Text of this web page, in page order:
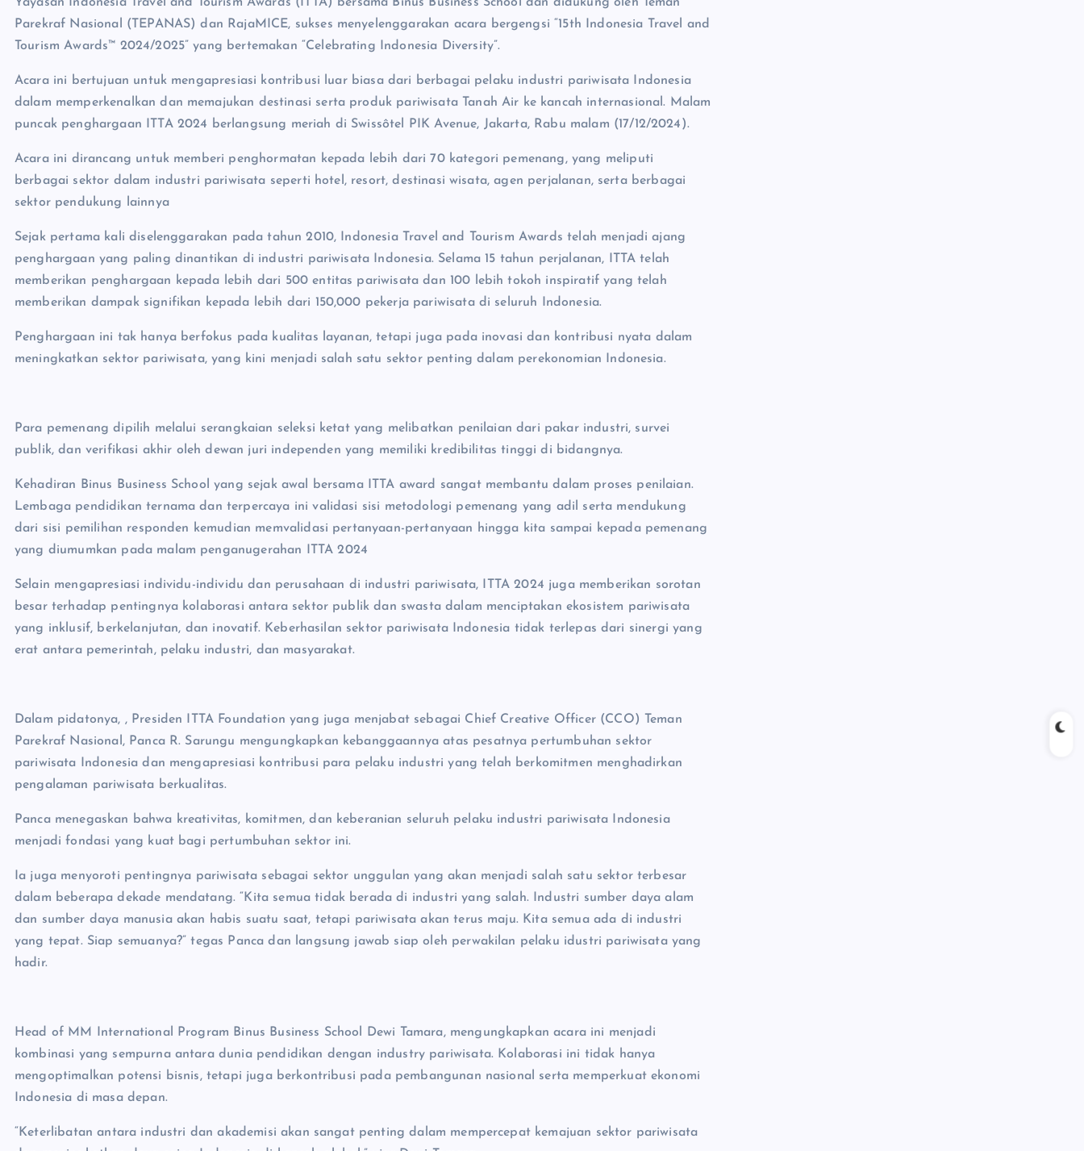
Yayasan Indonesia Travel and Tourism Awards (ITTA) bersama Binus Business School dan didukung oleh Teman
Parekraf Nasional (TEPANAS) dan RajaMICE, sukses menyelenggarakan acara bergengsi “15th Indonesia Travel and
Tourism Awards™ 2024/2025” yang bertemakan “Celebrating Indonesia Diversity”.
Acara ini bertujuan untuk mengapresiasi kontribusi luar biasa dari berbagai pelaku industri pariwisata Indonesia
dalam memperkenalkan dan memajukan destinasi serta produk pariwisata Tanah Air ke kancah internasional. Malam
puncak penghargaan ITTA 2024 berlangsung meriah di Swissôtel PIK Avenue, Jakarta, Rabu malam (17/12/2024).
Acara ini dirancang untuk memberi penghormatan kepada lebih dari 70 kategori pemenang, yang meliputi
berbagai sektor dalam industri pariwisata seperti hotel, resort, destinasi wisata, agen perjalanan, serta berbagai
sektor pendukung lainnya
Sejak pertama kali diselenggarakan pada tahun 2010, Indonesia Travel and Tourism Awards telah menjadi ajang
penghargaan yang paling dinantikan di industri pariwisata Indonesia. Selama 15 tahun perjalanan, ITTA telah
memberikan penghargaan kepada lebih dari 500 entitas pariwisata dan 100 lebih tokoh inspiratif yang telah
memberikan dampak signifikan kepada lebih dari 150,000 pekerja pariwisata di seluruh Indonesia.
Penghargaan ini tak hanya berfokus pada kualitas layanan, tetapi juga pada inovasi dan kontribusi nyata dalam
meningkatkan sektor pariwisata, yang kini menjadi salah satu sektor penting dalam perekonomian Indonesia.
Para pemenang dipilih melalui serangkaian seleksi ketat yang melibatkan penilaian dari pakar industri, survei
publik, dan verifikasi akhir oleh dewan juri independen yang memiliki kredibilitas tinggi di bidangnya.
Kehadiran Binus Business School yang sejak awal bersama ITTA award sangat membantu dalam proses penilaian.
Lembaga pendidikan ternama dan terpercaya ini validasi sisi metodologi pemenang yang adil serta mendukung
dari sisi pemilihan responden kemudian memvalidasi pertanyaan-pertanyaan hingga kita sampai kepada pemenang
yang diumumkan pada malam penganugerahan ITTA 2024
Selain mengapresiasi individu-individu dan perusahaan di industri pariwisata, ITTA 2024 juga memberikan sorotan
besar terhadap pentingnya kolaborasi antara sektor publik dan swasta dalam menciptakan ekosistem pariwisata
yang inklusif, berkelanjutan, dan inovatif. Keberhasilan sektor pariwisata Indonesia tidak terlepas dari sinergi yang
erat antara pemerintah, pelaku industri, dan masyarakat.
Dalam pidatonya, , Presiden ITTA Foundation yang juga menjabat sebagai Chief Creative Officer (CCO) Teman
Parekraf Nasional, Panca R. Sarungu mengungkapkan kebanggaannya atas pesatnya pertumbuhan sektor
pariwisata Indonesia dan mengapresiasi kontribusi para pelaku industri yang telah berkomitmen menghadirkan
pengalaman pariwisata berkualitas.
Panca menegaskan bahwa kreativitas, komitmen, dan keberanian seluruh pelaku industri pariwisata Indonesia
menjadi fondasi yang kuat bagi pertumbuhan sektor ini.
Ia juga menyoroti pentingnya pariwisata sebagai sektor unggulan yang akan menjadi salah satu sektor terbesar
dalam beberapa dekade mendatang. “Kita semua tidak berada di industri yang salah. Industri sumber daya alam
dan sumber daya manusia akan habis suatu saat, tetapi pariwisata akan terus maju. Kita semua ada di industri
yang tepat. Siap semuanya?” tegas Panca dan langsung jawab siap oleh perwakilan pelaku idustri pariwisata yang
hadir.
Head of MM International Program Binus Business School Dewi Tamara, mengungkapkan acara ini menjadi
kombinasi yang sempurna antara dunia pendidikan dengan industry pariwisata. Kolaborasi ini tidak hanya
mengoptimalkan potensi bisnis, tetapi juga berkontribusi pada pembangunan nasional serta memperkuat ekonomi
Indonesia di masa depan.
“Keterlibatan antara industri dan akademisi akan sangat penting dalam mempercepat kemajuan sektor pariwisata